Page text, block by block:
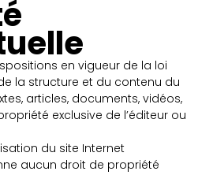
en vigueur de la loi
la structure et du contenu du
articles, documents, vidéos,
exclusive de l’éditeur ou
du site Internet
aucun droit de propriété